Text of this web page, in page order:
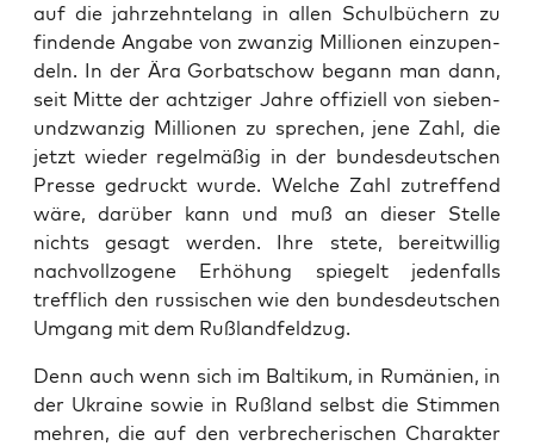
auf die jahr­zehn­te­lang in allen Schul­bü­chern zu
fin­den­de Anga­be von zwan­zig Mil­lio­nen ein­zu­pen­
deln. In der Ära Gor­bat­schow begann man dann,
seit Mit­te der acht­zi­ger Jah­re offi­zi­ell von sie­ben­
und­zwan­zig Mil­lio­nen zu spre­chen, jene Zahl, die
jetzt wie­der regel­mä­ßig in der bun­des­deut­schen
Pres­se gedruckt wur­de. Wel­che Zahl zutref­fend
wäre, dar­über kann und muß an die­ser Stel­le
nichts gesagt wer­den. Ihre ste­te, bereit­wil­lig
nach­voll­zo­ge­ne Erhö­hung spie­gelt jeden­falls
treff­lich den rus­si­schen wie den bun­des­deut­schen
Umgang mit dem Rußlandfeldzug.
Denn auch wenn sich im Bal­ti­kum, in Rumä­ni­en, in
der Ukrai­ne sowie in Ruß­land selbst die Stim­men
meh­ren, die auf den ver­bre­che­ri­schen Cha­rak­ter